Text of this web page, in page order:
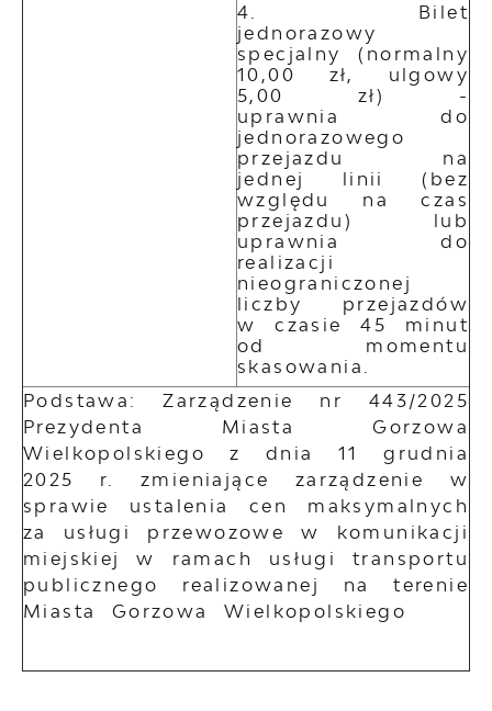
Bilet
jednorazowy
specjalny (normalny
10,00 zł, ulgowy
5,00 zł) -
uprawnia do
jednorazowego
przejazdu na
jednej linii (bez
względu na czas
przejazdu) lub
uprawnia do
realizacji
nieograniczonej
liczby przejazdów
w czasie 45 minut
od momentu
skasowania.
Podstawa: Zarządzenie nr 443/2025
Prezydenta Miasta Gorzowa
Wielkopolskiego z dnia 11 grudnia
2025 r. zmieniające zarządzenie w
sprawie ustalenia cen maksymalnych
za usługi przewozowe w komunikacji
miejskiej w ramach usługi transportu
publicznego realizowanej na terenie
Miasta Gorzowa Wielkopolskiego